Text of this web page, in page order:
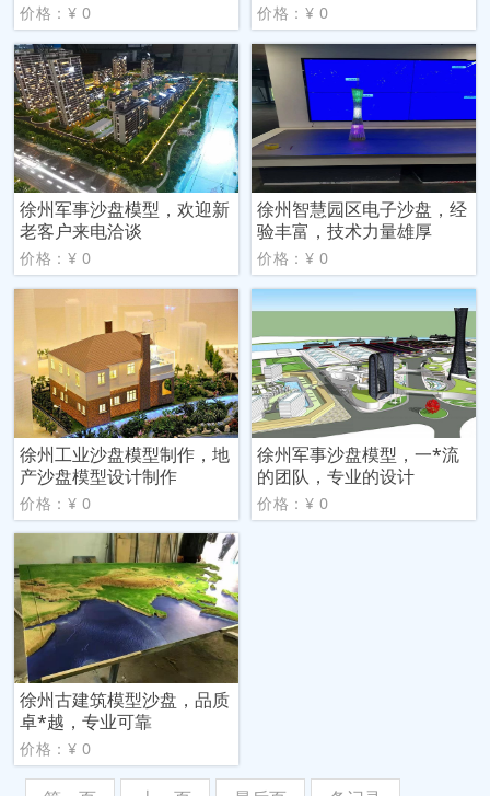
价格：¥ 0 价格：¥ 0
徐州军事沙盘模型，欢迎新
老客户来电洽谈
价格：¥ 0
徐州智慧园区电子沙盘，经
验丰富，技术力量雄厚
价格：¥ 0
徐州工业沙盘模型制作，地
产沙盘模型设计制作
价格：¥ 0
徐州军事沙盘模型，一*流
的团队，专业的设计
价格：¥ 0
徐州古建筑模型沙盘，品质
卓*越，专业可靠
价格：¥ 0